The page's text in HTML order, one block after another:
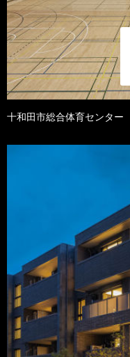
十和田市総合体育センター